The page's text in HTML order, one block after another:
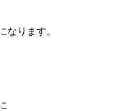
なります。